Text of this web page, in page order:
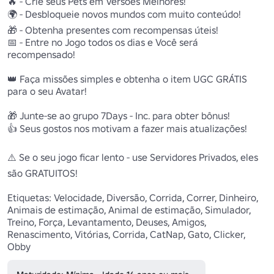
🌍 - Desbloqueie novos mundos com muito conteúdo!
🎁 - Obtenha presentes com recompensas úteis!
📅 - Entre no Jogo todos os dias e Você será
recompensado!
👑 Faça missões simples e obtenha o item UGC GRÁTIS
para o seu Avatar!
🎁 Junte-se ao grupo 7Days - Inc. para obter bônus!
👍 Seus gostos nos motivam a fazer mais atualizações!
⚠️ Se o seu jogo ficar lento - use Servidores Privados, eles
são GRATUITOS!
Etiquetas: Velocidade, Diversão, Corrida, Correr, Dinheiro,
Animais de estimação, Animal de estimação, Simulador,
Treino, Força, Levantamento, Deuses, Amigos,
Renascimento, Vitórias, Corrida, CatNap, Gato, Clicker,
Obby